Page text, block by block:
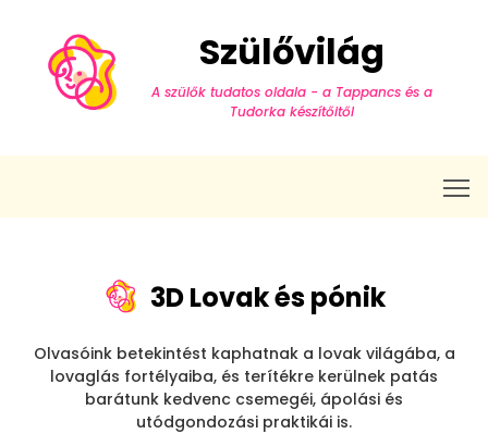
Szülővilág
A szülők tudatos oldala - a Tappancs és a
Tudorka készítőitől
3D Lovak és pónik
Olvasóink betekintést kaphatnak a lovak világába, a
lovaglás fortélyaiba, és terítékre kerülnek patás
barátunk kedvenc csemegéi, ápolási és
utódgondozási praktikái is.